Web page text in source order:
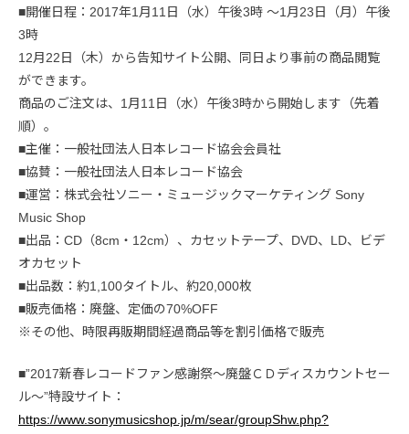
■開催日程：2017年1月11日（水）午後3時 ～1月23日（月）午後
3時
12月22日（木）から告知サイト公開、同日より事前の商品閲覧
ができます。
商品のご注文は、1月11日（水）午後3時から開始します（先着
順）。
■主催：一般社団法人日本レコード協会会員社
■協賛：一般社団法人日本レコード協会
■運営：株式会社ソニー・ミュージックマーケティング Sony
Music Shop
■出品：CD（8cm・12cm）、カセットテープ、DVD、LD、ビデ
オカセット
■出品数：約1,100タイトル、約20,000枚
■販売価格：廃盤、定価の70%OFF
※その他、時限再販期間経過商品等を割引価格で販売
■”2017新春レコードファン感謝祭～廃盤ＣＤディスカウントセー
ル～”特設サイト：
https://www.sonymusicshop.jp/m/sear/groupShw.php?